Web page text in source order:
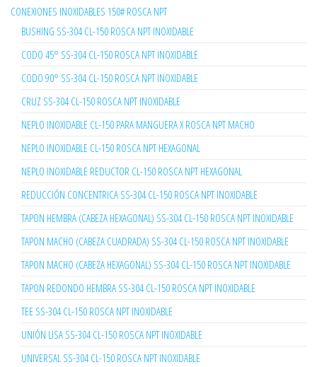
CONEXIONES INOXIDABLES 150# ROSCA NPT
BUSHING SS-304 CL-150 ROSCA NPT INOXIDABLE
CODO 45° SS-304 CL-150 ROSCA NPT INOXIDABLE
CODO 90° SS-304 CL-150 ROSCA NPT INOXIDABLE
CRUZ SS-304 CL-150 ROSCA NPT INOXIDABLE
NEPLO INOXIDABLE CL-150 PARA MANGUERA X ROSCA NPT MACHO
NEPLO INOXIDABLE CL-150 ROSCA NPT HEXAGONAL
NEPLO INOXIDABLE REDUCTOR CL-150 ROSCA NPT HEXAGONAL
REDUCCIÓN CONCENTRICA SS-304 CL-150 ROSCA NPT INOXIDABLE
TAPON HEMBRA (CABEZA HEXAGONAL) SS-304 CL-150 ROSCA NPT INOXIDABLE
TAPON MACHO (CABEZA CUADRADA) SS-304 CL-150 ROSCA NPT INOXIDABLE
TAPON MACHO (CABEZA HEXAGONAL) SS-304 CL-150 ROSCA NPT INOXIDABLE
TAPON REDONDO HEMBRA SS-304 CL-150 ROSCA NPT INOXIDABLE
TEE SS-304 CL-150 ROSCA NPT INOXIDABLE
UNIÓN LISA SS-304 CL-150 ROSCA NPT INOXIDABLE
UNIVERSAL SS-304 CL-150 ROSCA NPT INOXIDABLE